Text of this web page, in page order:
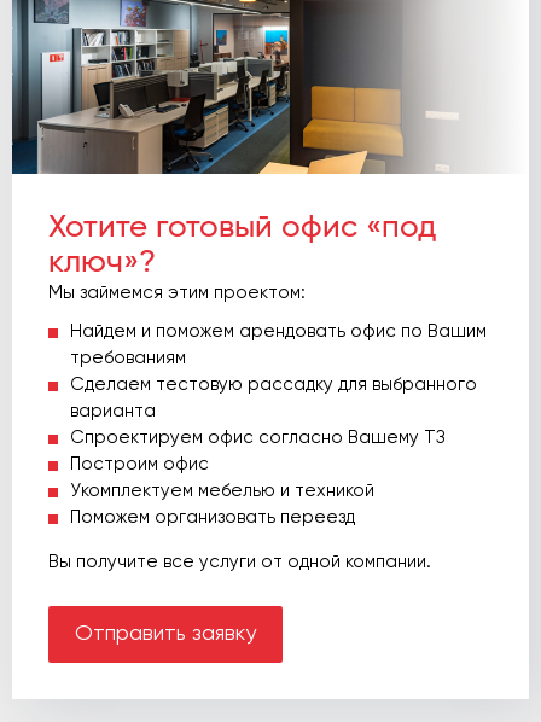
Хотите готовый офис «под
ключ»?
Мы займемся этим проектом:
Найдем и поможем арендовать офис по Вашим
требованиям
Сделаем тестовую рассадку для выбранного
варианта
Спроектируем офис согласно Вашему ТЗ
Построим офис
Укомплектуем мебелью и техникой
Поможем организовать переезд
Вы получите все услуги от одной компании.
Отправить заявку